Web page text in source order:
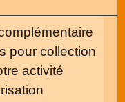
pour collection
activité